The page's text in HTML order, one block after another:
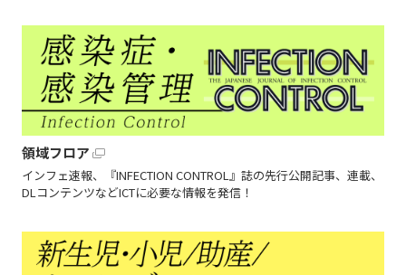
領域フロア
インフェ速報、『INFECTION CONTROL』誌の先行公開記事、連載、
DLコンテンツなどICTに必要な情報を発信！